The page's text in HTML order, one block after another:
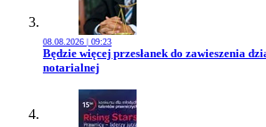
08.08.2026 | 09:23
Przejdź do artykułu:
Będzie więcej przesłanek do zawieszenia
notarialnej